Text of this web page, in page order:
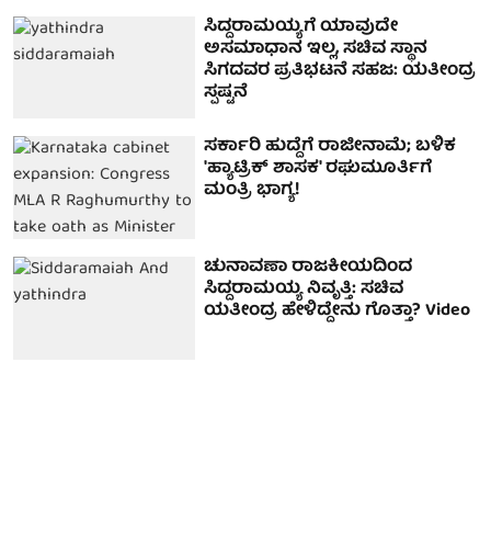
ಸಿದ್ದರಾಮಯ್ಯಗೆ ಯಾವುದೇ
ಅಸಮಾಧಾನ ಇಲ್ಲ, ಸಚಿವ ಸ್ಥಾನ
ಸಿಗದವರ ಪ್ರತಿಭಟನೆ ಸಹಜ: ಯತೀಂದ್ರ
ಸ್ಪಷ್ಟನೆ
ಸರ್ಕಾರಿ ಹುದ್ದೆಗೆ ರಾಜೀನಾಮೆ; ಬಳಿಕ
'ಹ್ಯಾಟ್ರಿಕ್ ಶಾಸಕ' ರಘುಮೂರ್ತಿಗೆ
ಮಂತ್ರಿ ಭಾಗ್ಯ!
ಚುನಾವಣಾ ರಾಜಕೀಯದಿಂದ
ಸಿದ್ದರಾಮಯ್ಯ ನಿವೃತ್ತಿ: ಸಚಿವ
ಯತೀಂದ್ರ ಹೇಳಿದ್ದೇನು ಗೊತ್ತಾ? Video